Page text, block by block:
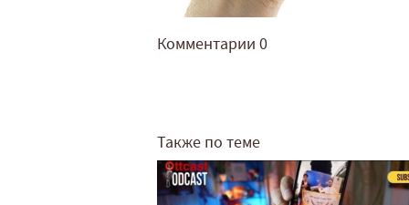
Комментарии 0
Также по теме